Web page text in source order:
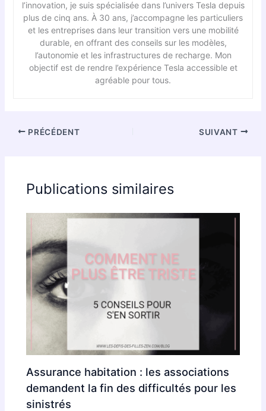
l’innovation, je suis spécialisée dans l’univers Tesla depuis
plus de cinq ans. À 30 ans, j’accompagne les particuliers
et les entreprises dans leur transition vers une mobilité
durable, en offrant des conseils sur les modèles,
l’autonomie et les infrastructures de recharge. Mon
objectif est de rendre l’expérience Tesla accessible et
agréable pour tous.
PRÉCÉDENT SUIVANT
Publications similaires
Assurance habitation : les associations
demandent la fin des difficultés pour les
sinistrés